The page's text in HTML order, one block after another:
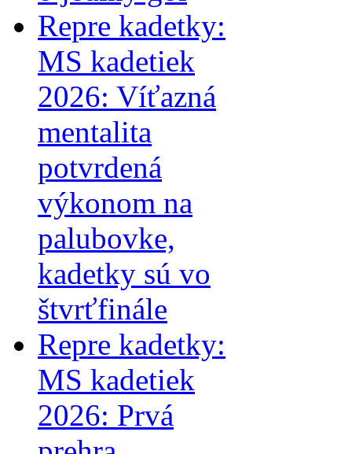
Repre kadetky:
MS kadetiek
2026: Víťazná
mentalita
potvrdená
výkonom na
palubovke,
kadetky sú vo
štvrťfinále
Repre kadetky:
MS kadetiek
2026: Prvá